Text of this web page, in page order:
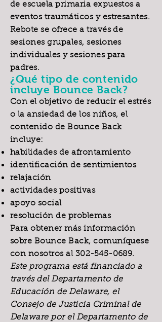
de escuela primaria expuestos a
eventos traumáticos y estresantes.
Rebote se ofrece a través de
sesiones grupales, sesiones
individuales y sesiones para
padres.
¿Qué tipo de contenido
incluye Bounce Back?
Con el objetivo de reducir el estrés
o la ansiedad de los niños, el
contenido de Bounce Back
incluye:
habilidades de afrontamiento
identificación de sentimientos
relajación
actividades positivas
apoyo social
resolución de problemas
Para obtener más información
sobre Bounce Back, comuníquese
con nosotros al 302-545-0689.
Este programa está financiado a
través del Departamento de
Educación de Delaware, el
Consejo de Justicia Criminal de
Delaware por el Departamento de